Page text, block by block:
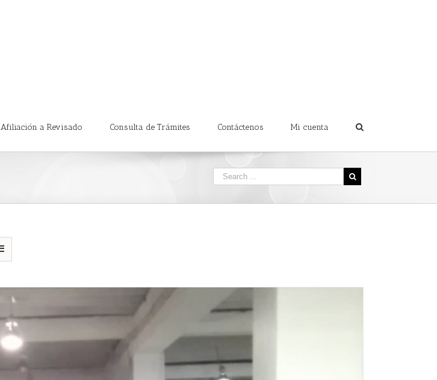
Afiliación a Revisado Consulta de Trámites Contáctenos Mi cuenta